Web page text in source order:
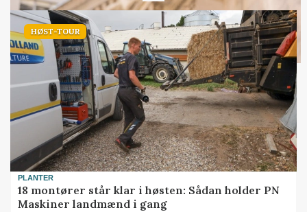
HØST-TOUR
PLANTER
18 montører står klar i høsten: Sådan holder PN
Maskiner landmænd i gang